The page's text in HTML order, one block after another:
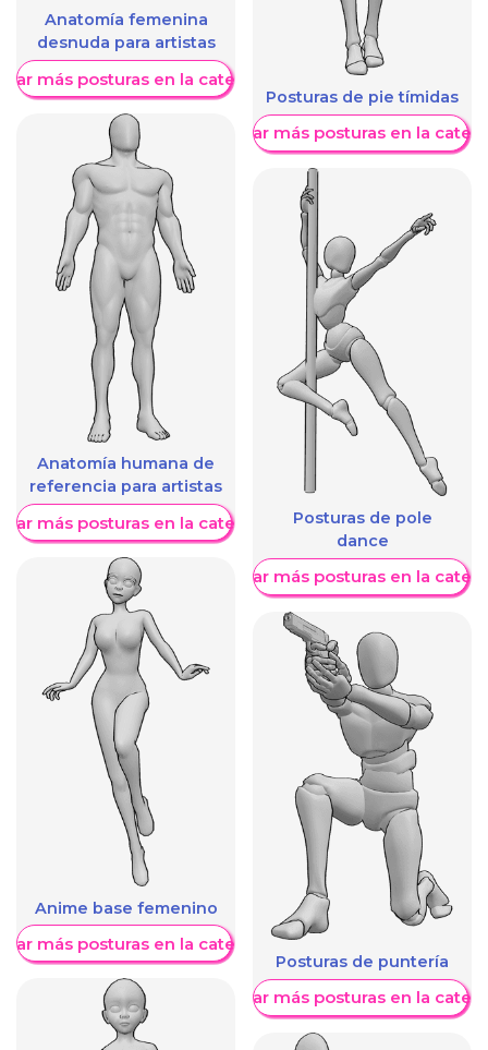
Anatomía femenina
desnuda para artistas
más posturas en la categoría
Anatomía humana de
referencia para artistas
más posturas en la categoría
Anime base femenino
más posturas en la categoría
Posturas de pie tímidas
Mostrar más posturas en la
Posturas de pole
dance
Mostrar más posturas en la
Posturas de puntería
Mostrar más posturas en la